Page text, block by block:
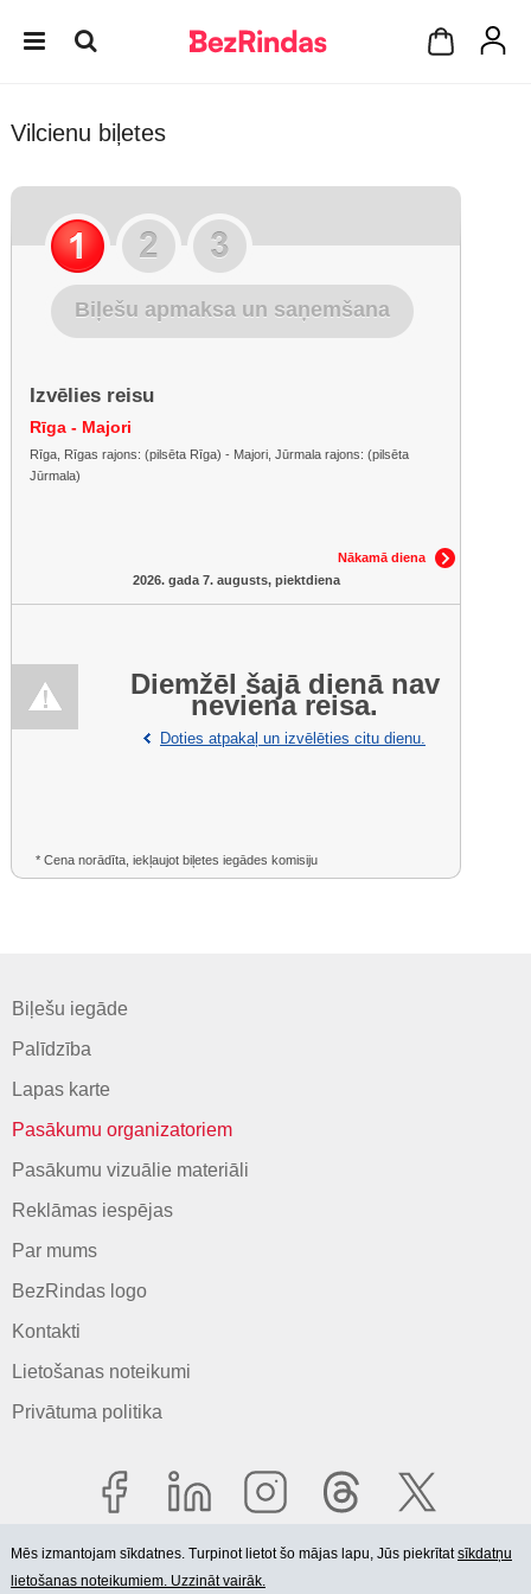
Vilcienu biļetes
Biļešu apmaksa un saņemšana
Izvēlies reisu
Rīga - Majori
Rīga, Rīgas rajons: (pilsēta Rīga) - Majori, Jūrmala rajons: (pilsēta
Jūrmala)
Nākamā diena
2026. gada 7. augusts, piektdiena
Diemžēl šajā dienā nav
neviena reisa.
Doties atpakaļ un izvēlēties citu dienu.
* Cena norādīta, iekļaujot biļetes iegādes komisiju
Biļešu iegāde
Palīdzība
Lapas karte
Pasākumu organizatoriem
Pasākumu vizuālie materiāli
Reklāmas iespējas
Par mums
BezRindas logo
Kontakti
Lietošanas noteikumi
Privātuma politika
Mēs izmantojam sīkdatnes. Turpinot lietot šo mājas lapu, Jūs piekrītatsīkdatņu
lietošanas noteikumiem. Uzzināt vairāk.